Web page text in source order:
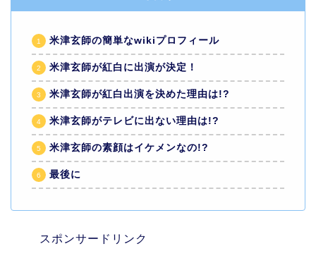
米津玄師の簡単なwikiプロフィール
米津玄師が紅白に出演が決定！
米津玄師が紅白出演を決めた理由は!?
米津玄師がテレビに出ない理由は!?
米津玄師の素顔はイケメンなの!?
最後に
スポンサードリンク